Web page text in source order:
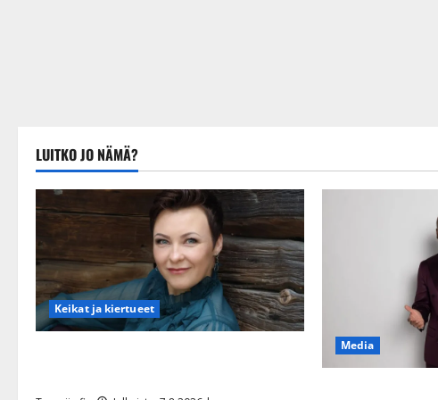
LUITKO JO NÄMÄ?
Keikat ja kiertueet
Media